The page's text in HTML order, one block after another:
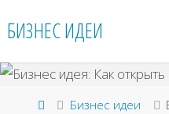
БИЗНЕС ИДЕИ
Главная
Бизнес идеи